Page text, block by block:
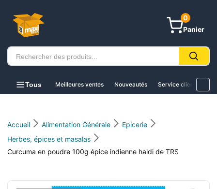
contenu
0
Panier
Tous Meilleures ventes Nouveautés Service client
Accueil Alimentation Générale
Epicerie
Herbes, épices et masalas
Curcuma en poudre 100g épice indienne haldi de TRS